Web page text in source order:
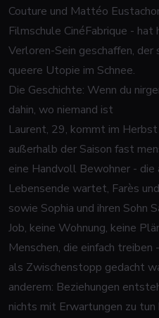
Couture und Mattéo
Filmschule CinéFabrique - hat
Verloren-Sein geschaffen,
queere Utopie im Schnee.
Die Geschichte: Wenn du
dahin, wo niemand ist
Laurent, 29, kommt im
außerhalb der Saison fast
eine Handvoll Bewohner -
Lebensende wartet, Farès
sowie Sophia und ihren Sohn
Job, keine Wohnung, keine
Menschen, die einfach
als Zwischenstopp gedacht
anderem: Beziehungen
nichts mit Erwartungen zu